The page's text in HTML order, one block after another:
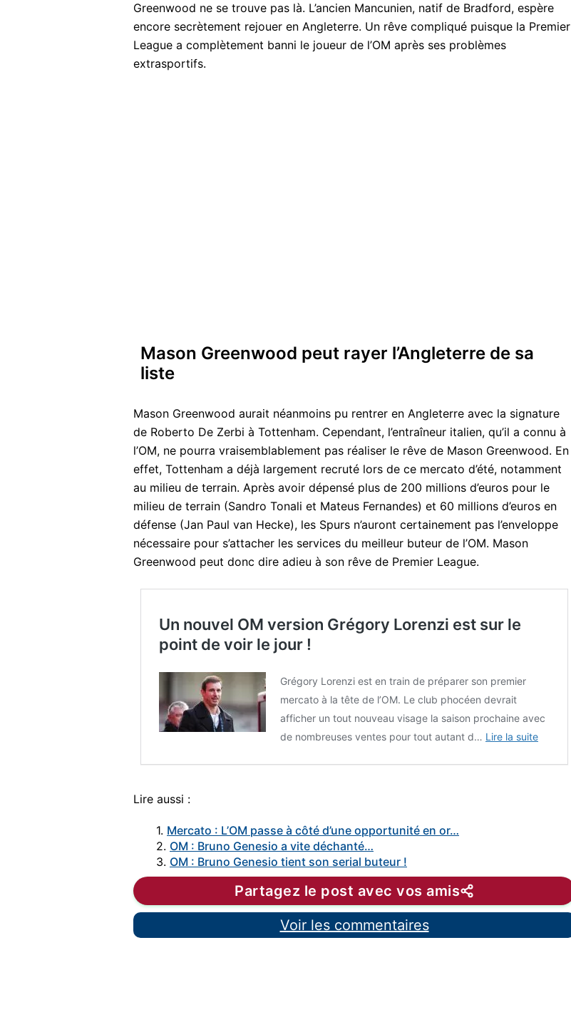
Greenwood ne se trouve pas là. L’ancien Mancunien, natif de Bradford, espère
encore secrètement rejouer en Angleterre. Un rêve compliqué puisque la Premier
League a complètement banni le joueur de l’OM après ses problèmes
extrasportifs.
Mason Greenwood peut rayer l’Angleterre de sa
liste
Mason Greenwood aurait néanmoins pu rentrer en Angleterre avec la signature
de Roberto De Zerbi à Tottenham. Cependant, l’entraîneur italien, qu’il a connu à
l’OM, ne pourra vraisemblablement pas réaliser le rêve de Mason Greenwood. En
effet, Tottenham a déjà largement recruté lors de ce mercato d’été, notamment
au milieu de terrain. Après avoir dépensé plus de 200 millions d’euros pour le
milieu de terrain (Sandro Tonali et Mateus Fernandes) et 60 millions d’euros en
défense (Jan Paul van Hecke), les Spurs n’auront certainement pas l’enveloppe
nécessaire pour s’attacher les services du meilleur buteur de l’OM. Mason
Greenwood peut donc dire adieu à son rêve de Premier League.
Un nouvel OM version Grégory Lorenzi est sur le
point de voir le jour !
Grégory Lorenzi est en train de préparer son premier
mercato à la tête de l’OM. Le club phocéen devrait
afficher un tout nouveau visage la saison prochaine avec
de nombreuses ventes pour tout autant d… Lire la suite
Lire aussi :
1. Mercato : L’OM passe à côté d’une opportunité en or…
2. OM : Bruno Genesio a vite déchanté…
3. OM : Bruno Genesio tient son serial buteur !
Partagez le post avec vos amis
Voir les commentaires